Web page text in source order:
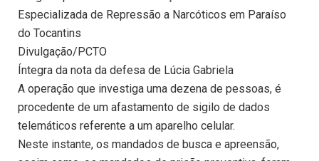
Especializada de Repressão a Narcóticos em Paraíso
do Tocantins
Divulgação/PCTO
Íntegra da nota da defesa de Lúcia Gabriela
A operação que investiga uma dezena de pessoas, é
procedente de um afastamento de sigilo de dados
telemáticos referente a um aparelho celular.
Neste instante, os mandados de busca e apreensão,